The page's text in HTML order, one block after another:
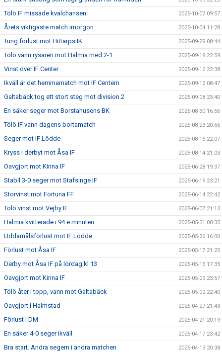
Tölö IF missade kvalchansen 2025-10-07 09:57
Årets viktigaste match imorgon 2025-10-04 11:28
Tung förlust mot Hittarps IK 2025-09-29 08:44
Tölö vann rysaren mot Halmia med 2-1 2025-09-19 22:59
Vinst över IF Center 2025-09-12 22:38
Ikväll är det hemmamatch mot IF Centern 2025-09-12 08:47
Galtabäck tog ett stort steg mot division 2 2025-09-08 23:40
En säker seger mot Borstahusens BK 2025-08-30 16:56
Tölö IF vann dagens bortamatch 2025-08-23 20:56
Seger mot IF Lödde 2025-08-16 22:07
Kryss i derbyt mot Åsa IF 2025-08-14 21:03
Oavgjort mot Kinna IF 2025-06-28 19:37
Stabil 3-0 seger mot Stafsinge IF 2025-06-19 23:21
Storvinst mot Fortuna FF 2025-06-14 22:42
Tölö vinst mot Vejby IF 2025-06-07 21:13
Halmia kvitterade i 94:e minuten 2025-05-31 00:35
Uddamålsförlust mot IF Lödde 2025-05-26 16:00
Förlust mot Åsa IF 2025-05-17 21:25
Derby mot Åsa IF på lördag kl 13 2025-05-15 17:35
Oavgjort mot Kinna IF 2025-05-09 23:57
Tölö åter i topp, vann mot Galtabäck 2025-05-02 22:40
Oavgjort i Halmstad 2025-04-27 21:43
Förlust i DM 2025-04-21 20:19
En säker 4-0 seger ikväll 2025-04-17 23:42
Bra start. Andra segern i andra matchen 2025-04-13 20:38